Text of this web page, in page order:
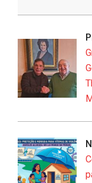
2026-
17